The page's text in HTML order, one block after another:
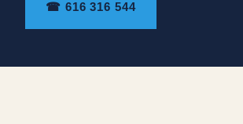
☎ 616 316 544